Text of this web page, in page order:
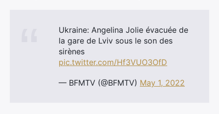
Ukraine: Angelina Jolie évacuée de
la gare de Lviv sous le son des
sirènes
pic.twitter.com/Hf3VUO3OfD
— BFMTV (@BFMTV) May 1, 2022